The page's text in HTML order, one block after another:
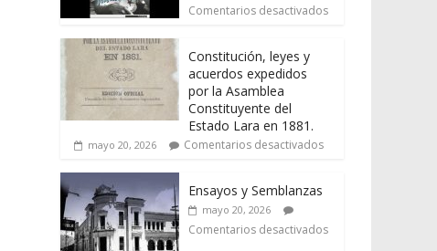
Comentarios desactivados
Constitución, leyes y
acuerdos expedidos
por la Asamblea
Constituyente del
Estado Lara en 1881.
mayo 20, 2026 Comentarios desactivados
Ensayos y Semblanzas
mayo 20, 2026
Comentarios desactivados